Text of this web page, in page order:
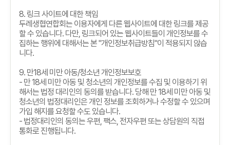
8. 링크 사이트에 대한 책임
두레생협연합회는 이용자에게 다른 웹사이트에 대한 링크를 제공
할 수 있습니다. 다만, 링크되어 있는 웹사이트들이 개인정보를 수
집하는 행위에 대해서는 본"개인정보취급방침"이 적용되지 않습
니다.
9. 만18세 미만 아동/청소년 개인정보보호
- 만18세 미만 아동 및 청소년의 개인정보를 수집 및 이용하기 위
해서는 법정 대리인의 동의를 받습니다. 당해 만18세 미만 아동 및
청소년의 법정대리인은 개인 정보를 조회하거나 수정할 수 있으며
가입 해지를 요청할 수도 있습니다.
- 법정대리인의 동의는 우편, 팩스, 전자우편 또는 상담원의 직접
통화로 진행됩니다.